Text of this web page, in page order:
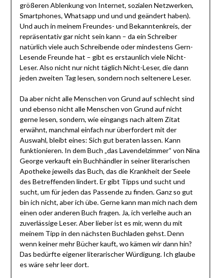
größeren Ablenkung von Internet, sozialen Netzwerken,
Smartphones, Whatsapp und und und geändert haben).
Und auch in meinem Freundes- und Bekanntenkreis, der
repräsentativ gar nicht sein kann – da ein Schreiber
natürlich viele auch Schreibende oder mindestens Gern-
Lesende Freunde hat – gibt es erstaunlich viele Nicht-
Leser. Also nicht nur nicht täglich Nicht-Leser, die dann
jeden zweiten Tag lesen, sondern noch seltenere Leser.
Da aber nicht alle Menschen von Grund auf schlecht sind
und ebenso nicht alle Menschen von Grund auf nicht
gerne lesen, sondern, wie eingangs nach altem Zitat
erwähnt, manchmal einfach nur überfordert mit der
Auswahl, bleibt eines: Sich gut beraten lassen. Kann
funktionieren. In dem Buch „das Lavendelzimmer“ von Nina
George verkauft ein Buchhändler in seiner literarischen
Apotheke jeweils das Buch, das die Krankheit der Seele
des Betreffenden lindert. Er gibt Tipps und sucht und
sucht, um für jeden das Passende zu finden. Ganz so gut
bin ich nicht, aber ich übe. Gerne kann man mich nach dem
einen oder anderen Buch fragen. Ja, ich verleihe auch an
zuverlässige Leser. Aber lieber ist es mir, wenn du mit
meinem Tipp in den nächsten Buchladen gehst. Denn
wenn keiner mehr Bücher kauft, wo kämen wir dann hin?
Das bedürfte eigener literarischer Würdigung. Ich glaube
es wäre sehr leer dort.